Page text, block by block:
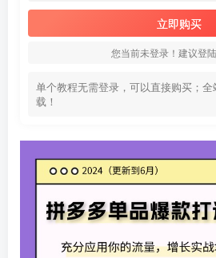
立即购买
您当前未登录！建议登
单个教程无需登录，可以直接购买；
载！